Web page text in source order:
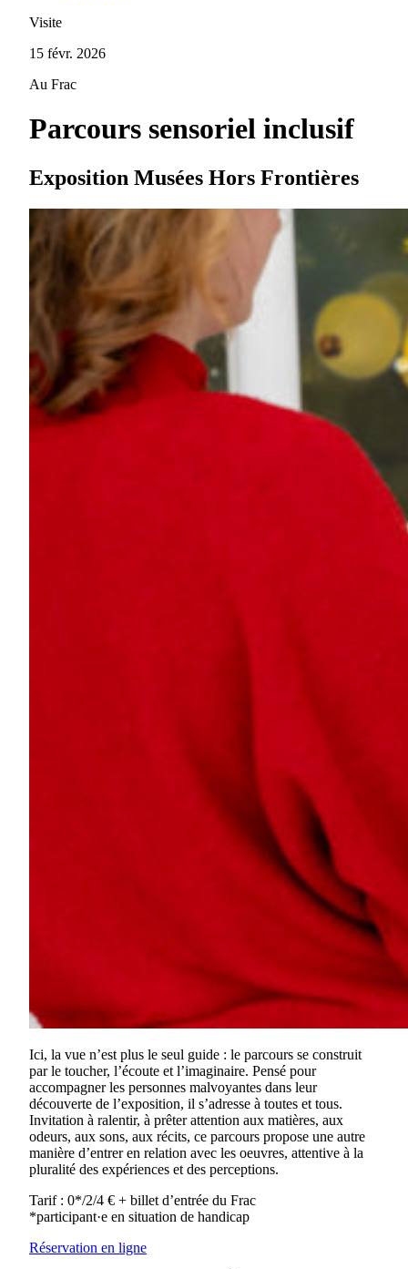
Visite
15 févr. 2026
Au Frac
Parcours sensoriel inclusif
Exposition Musées Hors Frontières
Ici, la vue n’est plus le seul guide : le parcours se construit
par le toucher, l’écoute et l’imaginaire. Pensé pour
accompagner les personnes malvoyantes dans leur
découverte de l’exposition, il s’adresse à toutes et tous.
Invitation à ralentir, à prêter attention aux matières, aux
odeurs, aux sons, aux récits, ce parcours propose une autre
manière d’entrer en relation avec les oeuvres, attentive à la
pluralité des expériences et des perceptions.
Tarif : 0*/2/4 € + billet d’entrée du Frac
*participant·e en situation de handicap
Réservation en ligne